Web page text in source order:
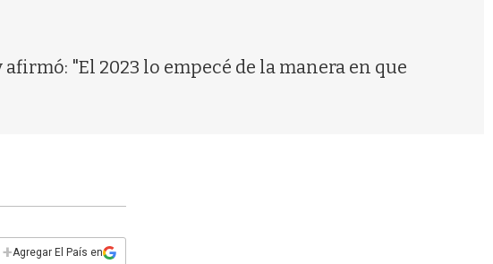
"El 2023 lo empecé de la manera en que
+Agregar El País en